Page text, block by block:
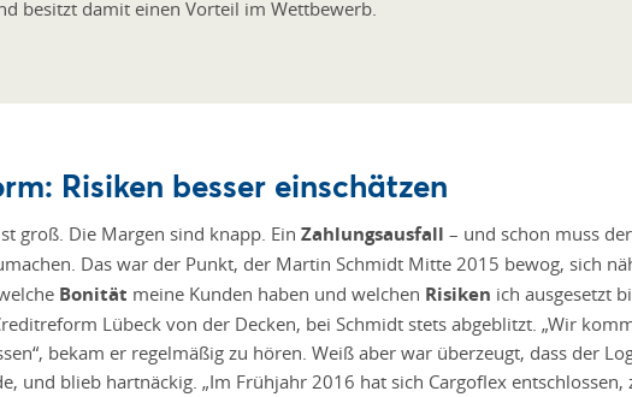
besitzt damit einen Vorteil im Wettbewerb.
Risiken besser einschätzen
groß. Die Margen sind knapp. Ein Zahlungsausfall – und schon muss
Das war der Punkt, der Martin Schmidt Mitte 2015 bewog, sich
Bonität meine Kunden haben und welchen Risiken ich ausgesetzt
Lübeck von der Decken, bei Schmidt stets abgeblitzt. „Wir
bekam er regelmäßig zu hören. Weiß aber war überzeugt, dass der
und blieb hartnäckig. „Im Frühjahr 2016 hat sich Cargoflex entschlossen,